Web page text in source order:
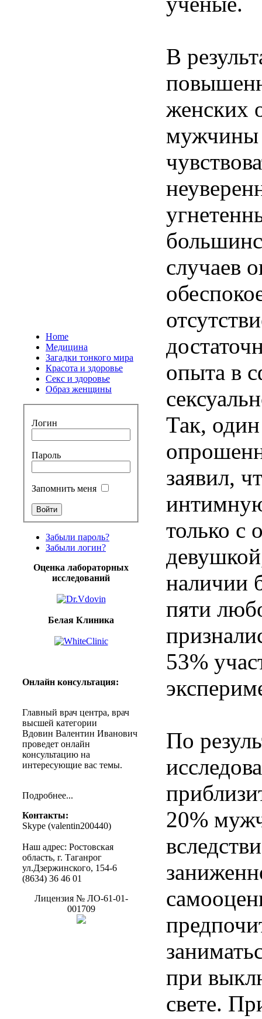
Home
Медицина
Загадки тонкого мира
Красота и здоровье
Секс и здоровье
Образ женщины
Логин
Пароль
Запомнить меня
Забыли пароль?
Забыли логин?
Оценка лабораторных
исследований
Белая Клиника
Онлайн консультация:
Главный врач центра, врач
высшей категории
Вдовин Валентин Иванович
проведет онлайн
консультацию на
интересующие вас темы.
Подробнее...
Контакты:
Skype (valentin200440)
Наш адрес: Ростовская
область, г. Таганрог
ул.Дзержинского, 154-6
(8634) 36 46 01
Лицензия№ ЛО-61-01-
001709
В
женских
мужчины
случаев
опыта в
Так,
заявил,
только с
наличии
пяти
53%
По
20%
при
свете.